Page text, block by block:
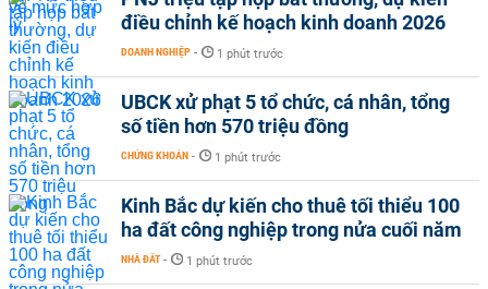
điều chỉnh kế hoạch kinh doanh 2026
DOANH NGHIỆP - 1 phút trước
UBCK xử phạt 5 tổ chức, cá nhân, tổng
số tiền hơn 570 triệu đồng
CHỨNG KHOÁN - 1 phút trước
Kinh Bắc dự kiến cho thuê tối thiểu 100
ha đất công nghiệp trong nửa cuối năm
NHÀ ĐẤT - 1 phút trước